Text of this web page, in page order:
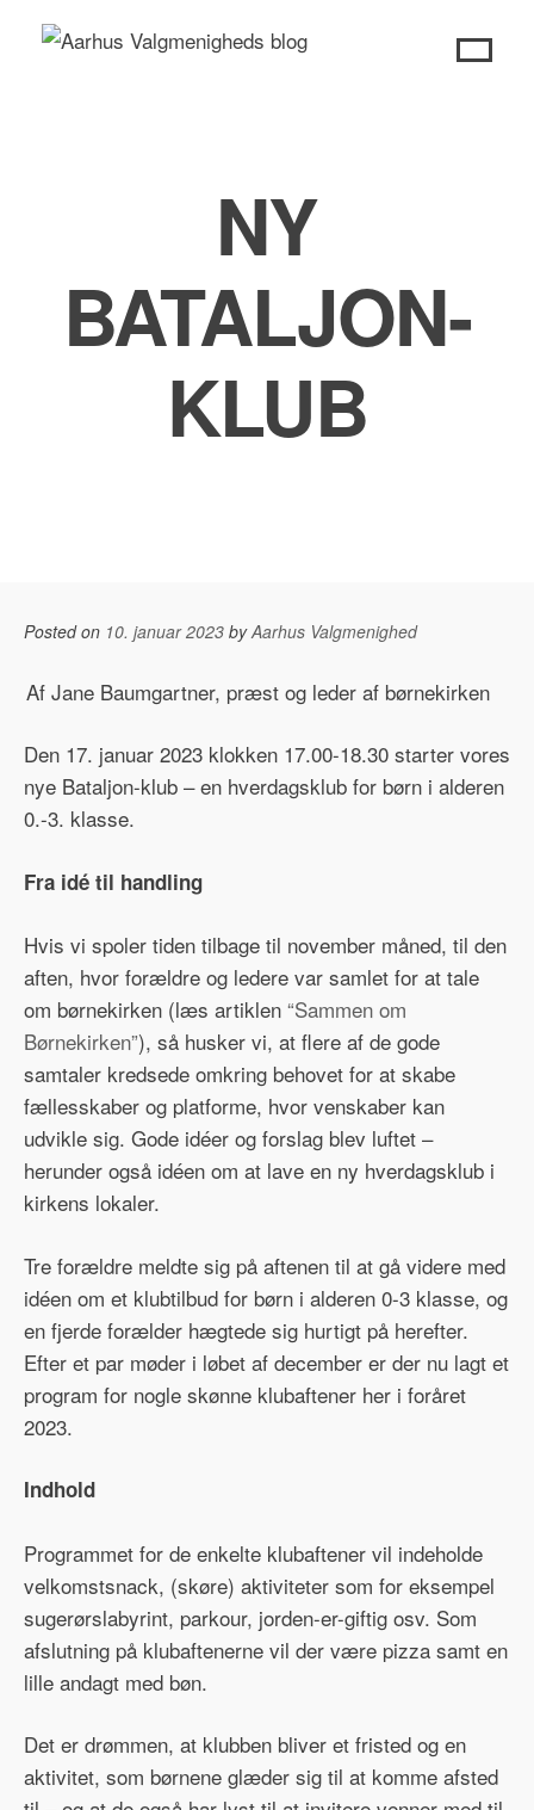
NY
BATALJON-
KLUB
Posted on 10. januar 2023 byAarhus Valgmenighed
Af Jane Baumgartner, præst og leder af børnekirken
Den 17. januar 2023 klokken 17.00-18.30 starter vores
nye Bataljon-klub – en hverdagsklub for børn i alderen
0.-3. klasse.
Fra idé til handling
Hvis vi spoler tiden tilbage til november måned, til den
aften, hvor forældre og ledere var samlet for at tale
om børnekirken (læs artiklen “Sammen om
Børnekirken”), så husker vi, at flere af de gode
samtaler kredsede omkring behovet for at skabe
fællesskaber og platforme, hvor venskaber kan
udvikle sig. Gode idéer og forslag blev luftet –
herunder også idéen om at lave en ny hverdagsklub i
kirkens lokaler.
Tre forældre meldte sig på aftenen til at gå videre med
idéen om et klubtilbud for børn i alderen 0-3 klasse, og
en fjerde forælder hægtede sig hurtigt på herefter.
Efter et par møder i løbet af december er der nu lagt et
program for nogle skønne klubaftener her i foråret
2023.
Indhold
Programmet for de enkelte klubaftener vil indeholde
velkomstsnack, (skøre) aktiviteter som for eksempel
sugerørslabyrint, parkour, jorden-er-giftig osv. Som
afslutning på klubaftenerne vil der være pizza samt en
lille andagt med bøn.
Det er drømmen, at klubben bliver et fristed og en
aktivitet, som børnene glæder sig til at komme afsted